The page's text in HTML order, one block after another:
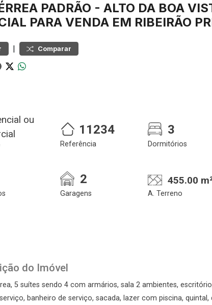
PADRÃO - ALTO DA BOA
PARA VENDA EM RIBEIRÃO
| Comparar
ou
11234
Referência
3
Dormitórios
2
Garagens
455.00
A. Terreno
do Imóvel
5 suítes sendo 4 com armários, sala 2 ambientes,
banheiro de serviço, sacada, lazer com piscina,
Confirmar dados
Realize o login
Esqueci minha senha
se